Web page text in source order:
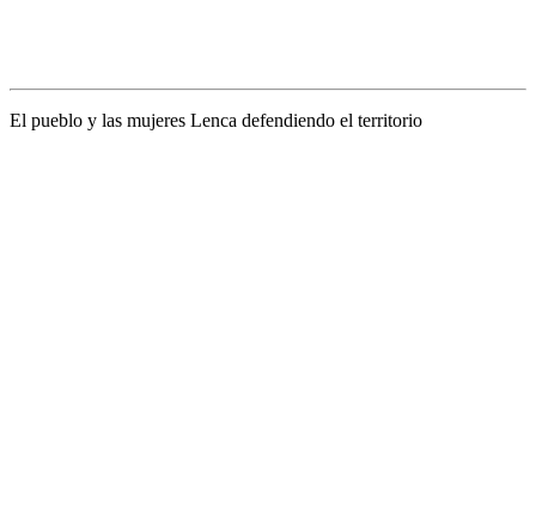
El pueblo y las mujeres Lenca defendiendo el territorio